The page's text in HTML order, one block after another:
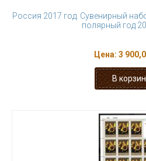
Россия 2017 год. Сувенирный
полярный год
Цена: 3